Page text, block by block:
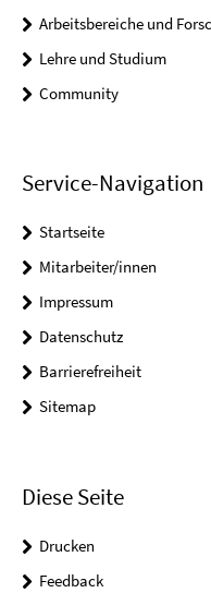
Arbeitsbereiche und
Lehre und Studium
Community
Service-Navigation
Startseite
Mitarbeiter/innen
Impressum
Datenschutz
Barrierefreiheit
Sitemap
Diese Seite
Drucken
Feedback